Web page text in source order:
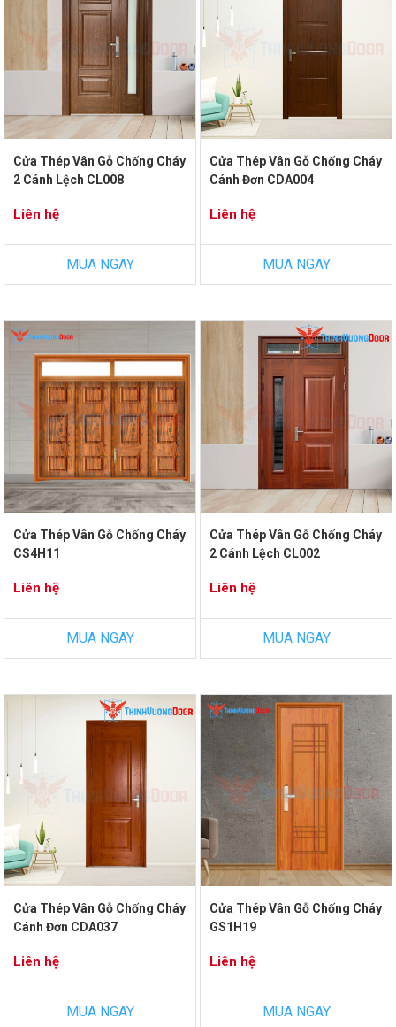
Cửa Thép Vân Gỗ Chống Cháy
2 Cánh Lệch CL008
Liên hệ
MUA NGAY
Cửa Thép Vân Gỗ Chống Cháy
Cánh Đơn CDA004
Liên hệ
MUA NGAY
Cửa Thép Vân Gỗ Chống Cháy
CS4H11
Liên hệ
MUA NGAY
Cửa Thép Vân Gỗ Chống Cháy
2 Cánh Lệch CL002
Liên hệ
MUA NGAY
Cửa Thép Vân Gỗ Chống Cháy
Cánh Đơn CDA037
Liên hệ
MUA NGAY
Cửa Thép Vân Gỗ Chống Cháy
GS1H19
Liên hệ
MUA NGAY